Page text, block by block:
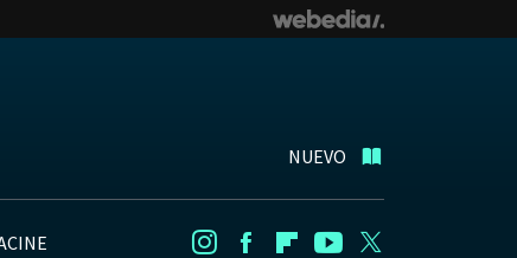
NUEVO
InstagramFacebookFlipboard
Youtube